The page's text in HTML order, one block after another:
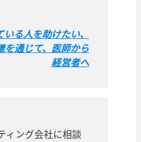
る人を助けたい、
を通じて、医師から
経営者へ
ィング会社に相談